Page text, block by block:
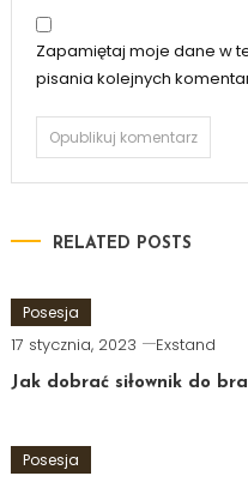
Zapamiętaj moje dane w
pisania kolejnych
RELATED POSTS
Posesja
17 stycznia, 2023 Exstand
Jak dobrać siłownik do
Posesja